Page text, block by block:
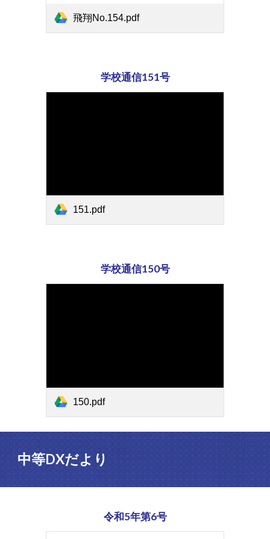
飛翔No.154.pdf
学校通信151号
151.pdf
学校通信150号
150.pdf
中等DXだより
令和5年第6号